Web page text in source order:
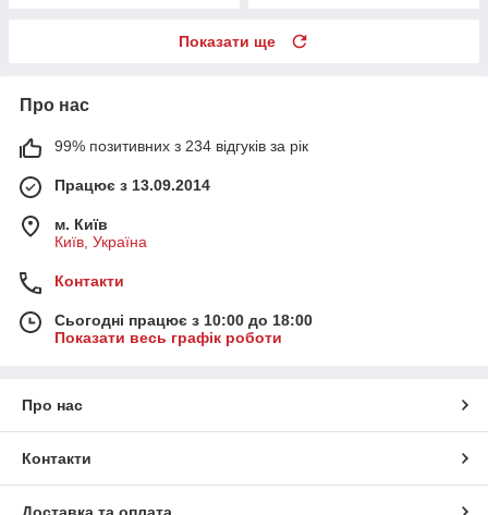
Показати ще
Про нас
99% позитивних з 234 відгуків за рік
Працює з 13.09.2014
м. Київ
Київ, Україна
Контакти
Сьогодні працює з 10:00 до 18:00
Показати весь графік роботи
Про нас
Контакти